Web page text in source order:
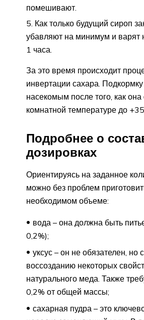
помешивают.
Как только будущий сироп
убавляют на минимум и варят
1 часа.
За это время происходит
инвертации сахара.
насекомым после того, как
комнатной температуре до
Подробнее о
дозировках
Ориентируясь на заданное
можно без проблем
необходимом объеме:
вода – она должна быть
0,2%);
уксус – он не обязателен, но
воссозданию некоторых
натурального меда. Также
0,2% от общей массы;
сахарная пудра – это